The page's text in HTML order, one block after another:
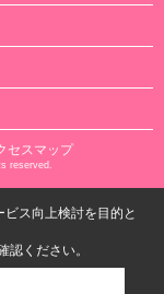
セスマップ
reserved.
ス向上検討を目的と
認ください。